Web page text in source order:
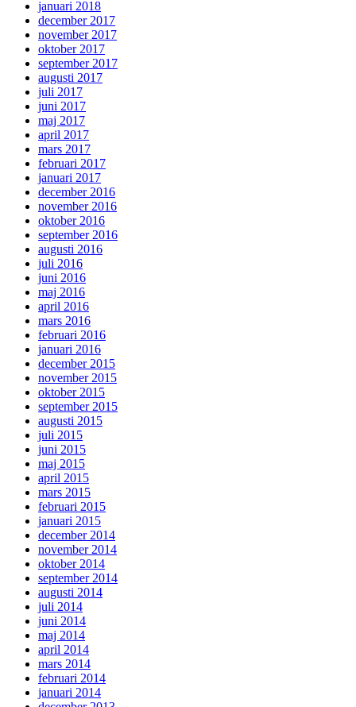
januari 2018
december 2017
november 2017
oktober 2017
september 2017
augusti 2017
juli 2017
juni 2017
maj 2017
april 2017
mars 2017
februari 2017
januari 2017
december 2016
november 2016
oktober 2016
september 2016
augusti 2016
juli 2016
juni 2016
maj 2016
april 2016
mars 2016
februari 2016
januari 2016
december 2015
november 2015
oktober 2015
september 2015
augusti 2015
juli 2015
juni 2015
maj 2015
april 2015
mars 2015
februari 2015
januari 2015
december 2014
november 2014
oktober 2014
september 2014
augusti 2014
juli 2014
juni 2014
maj 2014
april 2014
mars 2014
februari 2014
januari 2014